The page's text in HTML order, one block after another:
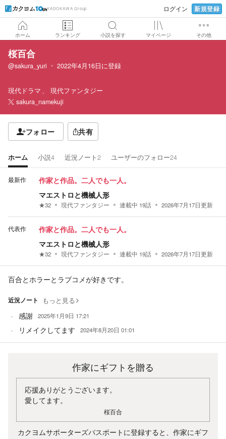
KADOKAWA Group ログイン 新規登録
ホーム ランキング 小説を探す マイページ その他
桜百合
@sakura_yuri 2022年4月16日に登録
現代ドラマ
現代ファンタジー
sakura_namekuji
フォロー 共有
ホーム 小説4 近況ノート2 ユーザーのフォロー24
最新作 作家と作品。二人でも一人。
マエストロと機械人形
★32 現代ファンタジー 連載中 19話 2026年7月17日更新
代表作 作家と作品。二人でも一人。
マエストロと機械人形
★32 現代ファンタジー 連載中 19話 2026年7月17日更新
百合とホラーとラブコメが好きです。
近況ノート もっと見る
感謝 2025年1月9日 17:21
リメイクしてます 2024年8月20日 01:01
作家にギフトを贈る
応援ありがとうございます。
愛してます。
桜百合
カクヨムサポーターズパスポートに登録すると、作家にギフ